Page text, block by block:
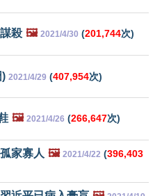
殺 🖼️ 2021/4/30 (201,744次)
) 2021/4/29 (407,954次)
🖼️ 2021/4/26 (266,647次)
家寡人 🖼️ 2021/4/22 (396,403